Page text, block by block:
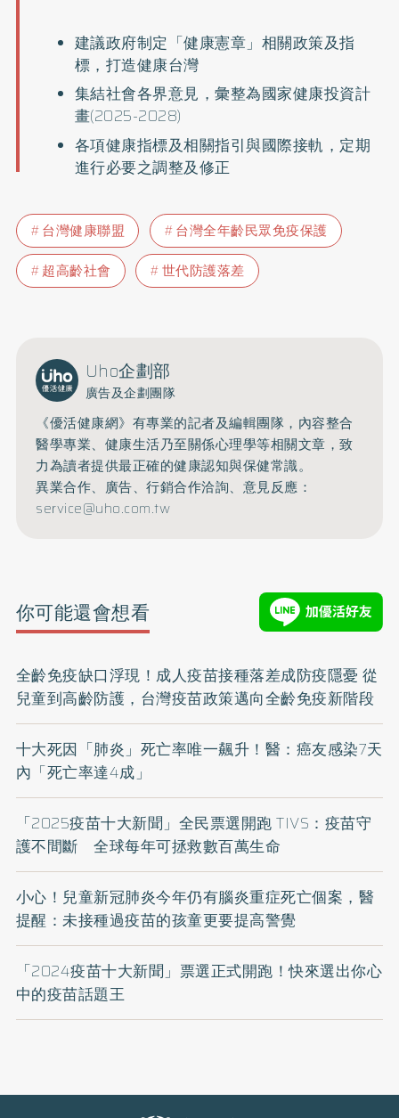
建議政府制定「健康憲章」相關政策及指
標，打造健康台灣
集結社會各界意見，彙整為國家健康投資計
畫(2025-2028)
各項健康指標及相關指引與國際接軌，定期
進行必要之調整及修正
台灣健康聯盟
台灣全年齡民眾免疫保護
超高齡社會
世代防護落差
Uho企劃部
廣告及企劃團隊
《優活健康網》有專業的記者及編輯團隊，內容整合
醫學專業、健康生活乃至關係心理學等相關文章，致
力為讀者提供最正確的健康認知與保健常識。
異業合作、廣告、行銷合作洽詢、意見反應：
service@uho.com.tw
你可能還會想看
全齡免疫缺口浮現！成人疫苗接種落差成防疫隱憂 從
兒童到高齡防護，台灣疫苗政策邁向全齡免疫新階段
十大死因「肺炎」死亡率唯一飆升！醫：癌友感染7天
內「死亡率達4成」
「2025疫苗十大新聞」全民票選開跑 TIVS：疫苗守
護不間斷 全球每年可拯救數百萬生命
小心！兒童新冠肺炎今年仍有腦炎重症死亡個案，醫
提醒：未接種過疫苗的孩童更要提高警覺
「2024疫苗十大新聞」票選正式開跑！快來選出你心
中的疫苗話題王